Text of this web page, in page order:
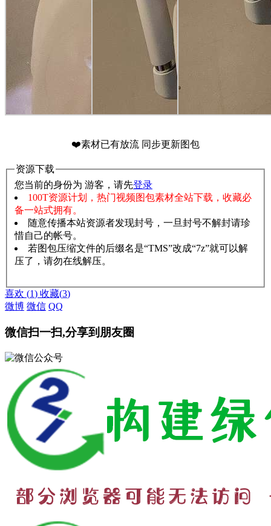
❤️素材已有放流 同步更新图包
资源下载
您当前的身份为 游客，请先登录
100T资源计划，热门视频图包素材全站下载，收藏必
备一站式拥有。
随意传播本站资源者发现封号，一旦封号不解封请珍
惜自己的帐号。
若图包压缩文件的后缀名是“TMS”改成“7z”就可以解
压了，请勿在线解压。
喜欢 (1) 收藏(3)
微博 微信 QQ
微信扫一扫,分享到朋友圈